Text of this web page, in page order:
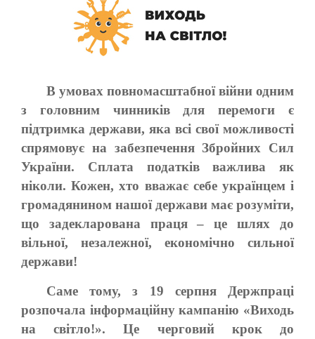
В умовах повномасштабної війни одним
з головним чинників для перемоги є
підтримка держави, яка всі свої можливості
спрямовує на забезпечення Збройних Сил
України. Сплата податків важлива як
ніколи. Кожен, хто вважає себе українцем і
громадянином нашої держави має розуміти,
що задекларована праця – це шлях до
вільної, незалежної, економічно сильної
держави!
Саме тому, з 19 серпня Держпраці
розпочала інформаційну кампанію «Виходь
на світло!». Це черговий крок до